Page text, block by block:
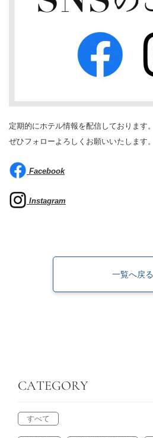
定期的にホテル情報を配信しております。
ぜひフォローよろしくお願いいたします。
Facebook
Instagram
一覧へ戻る
CATEGORY
すべて